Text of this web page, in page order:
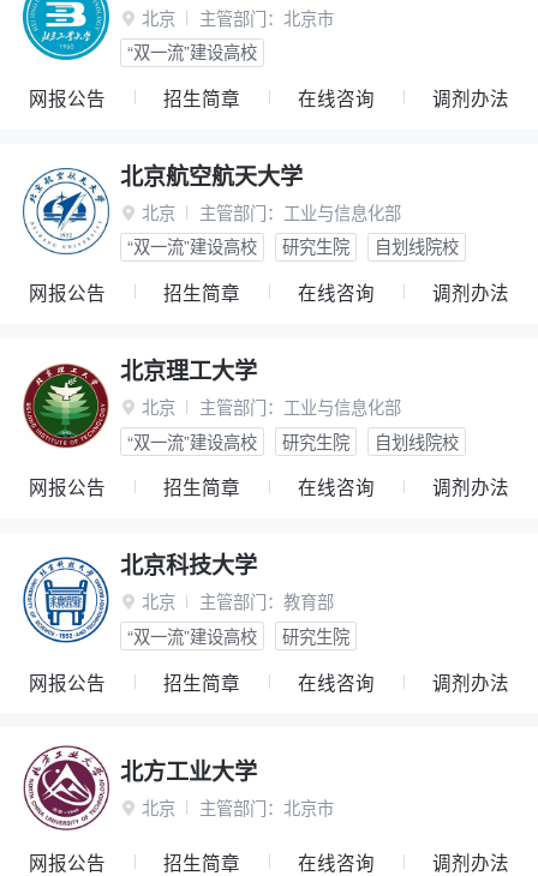
 北京 主管部门： 北京市
“双一流”建设高校
网报公告 招生简章 在线咨询 调剂办法
北京航空航天大学
 北京 主管部门： 工业与信息化部
“双一流”建设高校
研究生院 自划线院校
网报公告 招生简章 在线咨询 调剂办法
北京理工大学
 北京 主管部门： 工业与信息化部
“双一流”建设高校
研究生院 自划线院校
网报公告 招生简章 在线咨询 调剂办法
北京科技大学
 北京 主管部门： 教育部
“双一流”建设高校
研究生院
网报公告 招生简章 在线咨询 调剂办法
北方工业大学
 北京 主管部门： 北京市
网报公告 招生简章 在线咨询 调剂办法